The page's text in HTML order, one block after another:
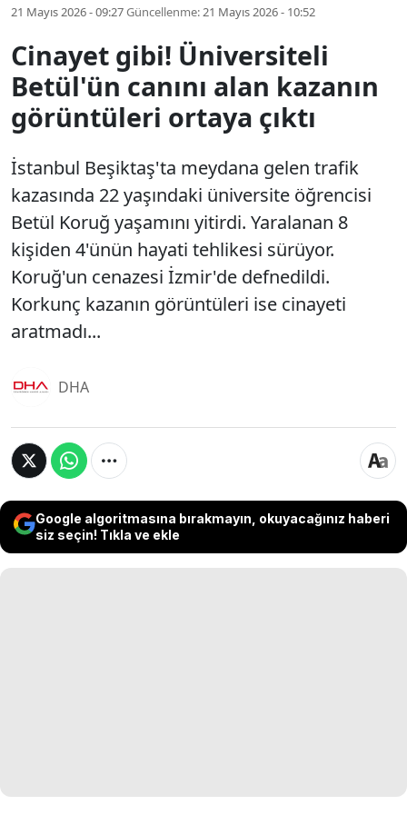
21 Mayıs 2026 - 09:27Güncellenme:21 Mayıs 2026 - 10:52
Cinayet gibi! Üniversiteli
Betül'ün canını alan kazanın
görüntüleri ortaya çıktı
İstanbul Beşiktaş'ta meydana gelen trafik
kazasında 22 yaşındaki üniversite öğrencisi
Betül Koruğ yaşamını yitirdi. Yaralanan 8
kişiden 4'ünün hayati tehlikesi sürüyor.
Koruğ'un cenazesi İzmir'de defnedildi.
Korkunç kazanın görüntüleri ise cinayeti
aratmadı...
DHA
Google algoritmasına bırakmayın, okuyacağınız haberi
siz seçin! Tıkla ve ekle